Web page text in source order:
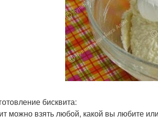
бисквита:
можно взять любой, какой вы любите